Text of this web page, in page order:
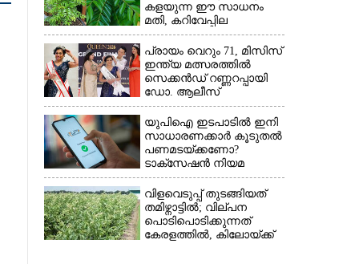
കളയുന്ന ഈ സാധനം
മതി, കറിവേപ്പില
തഴച്ചുവളരും
പ്രായം വെറും 71, മിസിസ്
ഇന്ത്യ മത്സരത്തിൽ
സെക്കൻഡ് റണ്ണറപ്പായി
ഡോ. ആലീസ്
യുപിഐ ഇടപാടിൽ ഇനി
സാധാരണക്കാർ കൂടുതൽ
പണമടയ്‌ക്കണോ?​
ടാക്‌സേഷൻ നിയമ
ഭേദഗതി വ്യക്തമാക്കി
കേന്ദ്രം
വിളവെടുപ്പ് തുടങ്ങിയത്
തമിഴ്നാട്ടിൽ; വില്പന
പൊടിപൊടിക്കുന്നത്
കേരളത്തിൽ, കിലോയ്ക്ക്